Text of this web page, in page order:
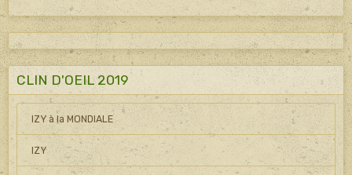
CLIN D'OEIL 2019
IZY à la MONDIALE
IZY